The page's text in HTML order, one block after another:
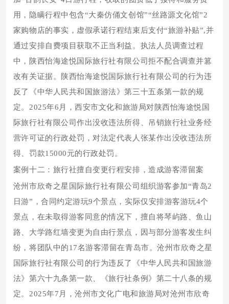
用，隐瞒行程中包含“大秦仿俑文创馆”“丝路源文化馆”2
家购物店的事实，虚假承诺行程结束后支付“旅游补贴”,并
通过安排自费项目获取不正当利益。执法人员调查过程
中，陕西怡海途悦国际旅行社有限公司拒不配合调查并篡
改有关证据。陕西怡海途悦国际旅行社有限公司的行为违
反了《中华人民共和国旅游法》第三十五条第一款的规
定。2025年6月，西安市文化和旅游局对陕西怡海途悦国
际旅行社有限公司作出没收违法所得、吊销旅行社业务经
营许可证的行政处罚，对法定代表人张某作出没收违法所
得、罚款15000元的行政处罚。
案例十二：旅行社擅自变更行程安排，造成游客滞留案
沧州市欣奇之星国际旅行社有限公司组织游客参加“青岛2
日游”，合同约定游玩9个景点，实际仅安排游客游玩4个
景点，在未取得游客同意的情况下，擅自将琴屿路、鱼山
路、大学路红墙变更为自由行景点，因与部分游客发生纠
纷，将团队中的17名游客滞留在青岛市。沧州市欣奇之星
国际旅行社有限公司的行为违反了《中华人民共和国旅游
法》第六十九条第一款、《旅行社条例》第二十八条的规
定。2025年7月，沧州市文化广电和旅游局对沧州市欣奇